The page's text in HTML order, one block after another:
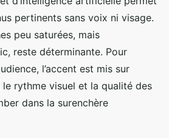
pertinents sans voix ni visage.
peu saturées, mais
reste déterminante. Pour
l’accent est mis sur
le rythme visuel et la qualité des
dans la surenchère